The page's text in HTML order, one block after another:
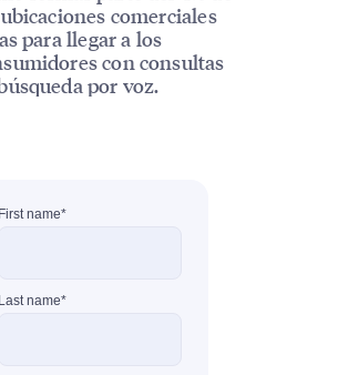
comerciales
para llegar a los
con consultas
por voz.